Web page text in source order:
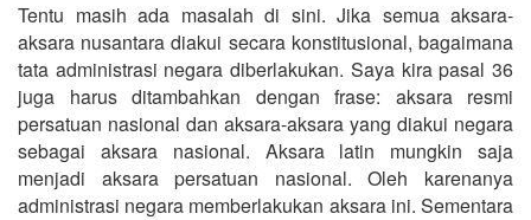
Tentu masih ada masalah di sini. Jika semua aksara-
aksara nusantara diakui secara konstitusional, bagaimana
tata administrasi negara diberlakukan. Saya kira pasal 36
juga harus ditambahkan dengan frase: aksara resmi
persatuan nasional dan aksara-aksara yang diakui negara
sebagai aksara nasional. Aksara latin mungkin saja
menjadi aksara persatuan nasional. Oleh karenanya
administrasi negara memberlakukan aksara ini. Sementara